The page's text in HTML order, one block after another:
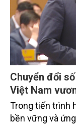
Chuyển đổi
Việt Nam
Trong tiến trình
bền vững và